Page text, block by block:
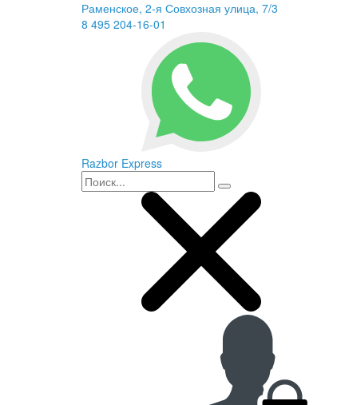
Раменское, 2-я Совхозная улица, 7/3
8 495 204-16-01
Razbor Express